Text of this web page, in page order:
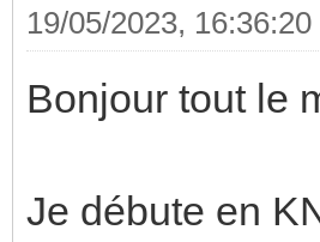
19/05/2023, 16:36:20
Bonjour tout le
Je débute en